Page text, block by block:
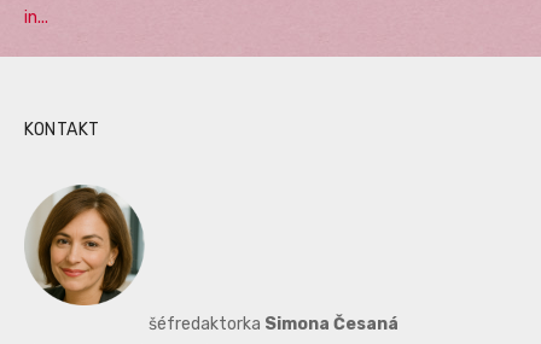
in...
KONTAKT
šéfredaktorka Simona Česaná